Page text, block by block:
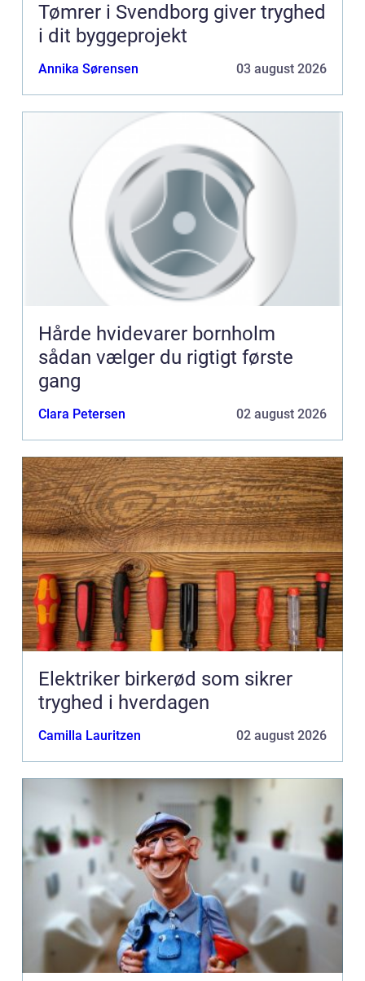
Tømrer i Svendborg giver tryghed
i dit byggeprojekt
Annika Sørensen 03 august 2026
Hårde hvidevarer bornholm
sådan vælger du rigtigt første
gang
Clara Petersen 02 august 2026
Elektriker birkerød som sikrer
tryghed i hverdagen
Camilla Lauritzen 02 august 2026